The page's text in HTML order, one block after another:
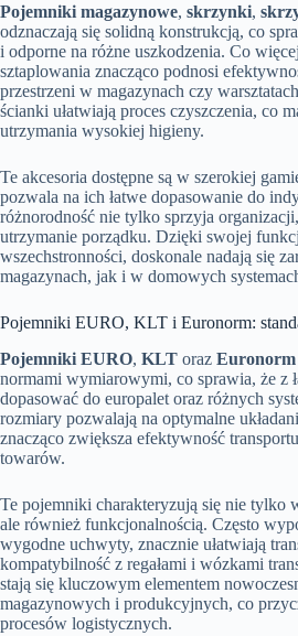
Pojemniki magazynowe, skrzynki,
odznaczają się solidną konstrukcją, co
i odporne na różne uszkodzenia. Co
sztaplowania znacząco podnosi
przestrzeni w magazynach czy
ścianki ułatwiają proces czyszczenia, co
utrzymania wysokiej higieny.
Te akcesoria dostępne są w szerokiej
pozwala na ich łatwe dopasowanie do
różnorodność nie tylko sprzyja
utrzymanie porządku. Dzięki swojej
wszechstronności, doskonale nadają się
magazynach, jak i w domowych
Pojemniki EURO, KLT i Euronorm:
Pojemniki EURO, KLT oraz Euronorm
normami wymiarowymi, co sprawia, że z
dopasować do europalet oraz różnych
rozmiary pozwalają na optymalne
znacząco zwiększa efektywność
towarów.
Te pojemniki charakteryzują się nie tylko
ale również funkcjonalnością. Często
wygodne uchwyty, znacznie ułatwiają
kompatybilność z regałami i wózkami
stają się kluczowym elementem
magazynowych i produkcyjnych, co
procesów logistycznych.